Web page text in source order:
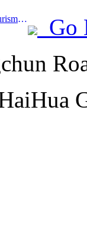
Prev:Kashgar, Xinjiang, veranstaltet Tourismus-Werbeevent zur Förderung des interethnischen Austauschs.
Go